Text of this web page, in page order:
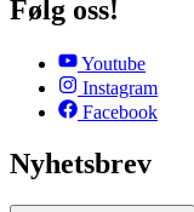
Følg oss!
Youtube
Instagram
Facebook
Nyhetsbrev